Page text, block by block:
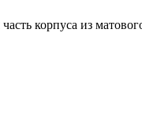
корпуса из